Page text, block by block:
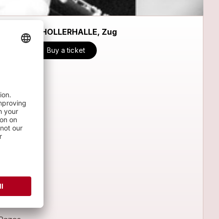
eine
mit
noch
CHOLLERHALLE, Zug
Buy a ticket